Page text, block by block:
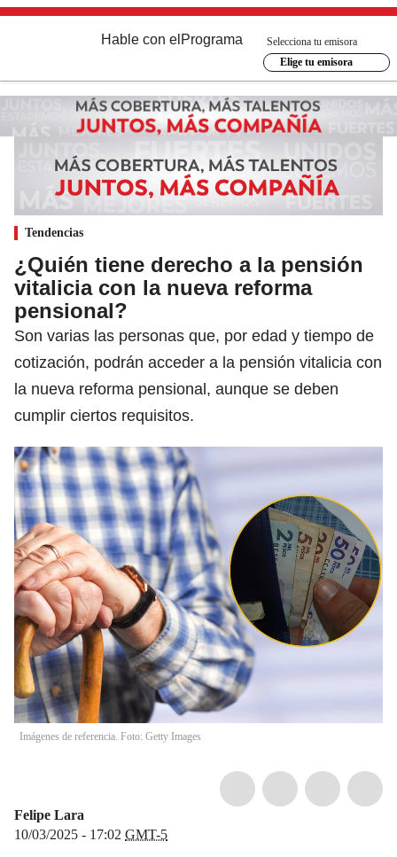
Hable con el Programa
Selecciona tu emisora
Elige tu emisora
Tendencias
¿Quién tiene derecho a la pensión
vitalicia con la nueva reforma
pensional?
Son varias las personas que, por edad y tiempo de
cotización, podrán acceder a la pensión vitalicia con
la nueva reforma pensional, aunque se deben
cumplir ciertos requisitos.
Imágenes de referencia. Foto: Getty Images
Felipe Lara
10/03/2025 - 17:02 GMT-5